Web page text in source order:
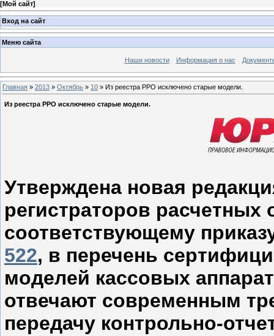
[Мой сайт]
Вход на сайт
Меню сайта
Наши новости Информация о нас
Главная » 2013 » Октябрь » 10 » Из реестра РРО исключено старые модели.
Из реестра РРО исключено старые модели.
Утверждена новая
регистраторов расчетных
соответствующему
522, в перечень
моделей кассовых
отвечают современным
передачу контрольно-